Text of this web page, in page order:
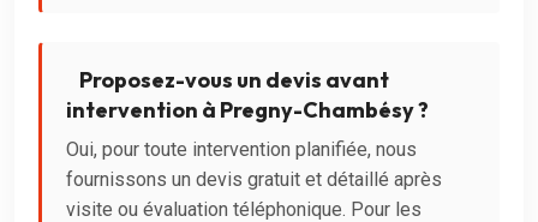
Proposez-vous un devis avant
intervention à Pregny-Chambésy ?
Oui, pour toute intervention planifiée, nous
fournissons un devis gratuit et détaillé après
visite ou évaluation téléphonique. Pour les